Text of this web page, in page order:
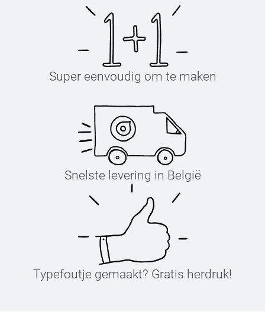
Super eenvoudig om te maken
Snelste levering in België
Typefoutje gemaakt? Gratis herdruk!